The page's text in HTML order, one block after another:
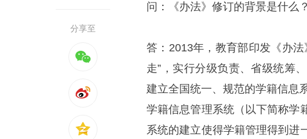
分享至
问：《办法》修订的背景是什么？
答：2013年，教育部印发《办
走”，实行分级负责、省级统筹、
建立全国统一、规范的学籍信息
学籍信息管理系统（以下简称学
系统的建立使得学籍管理得到进